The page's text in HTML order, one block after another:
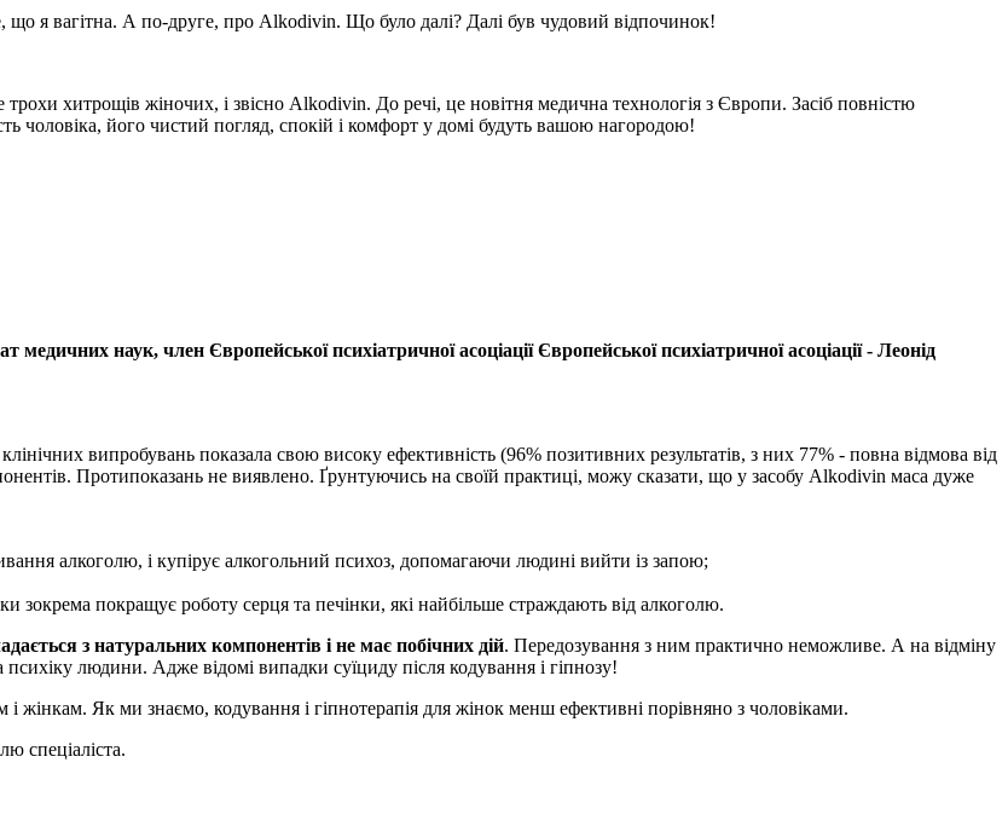
я вагітна. А по-друге, про Alkodivin. Що було далі? Далі був чудовий відпочинок!
хитрощів жіночих, і звісно Alkodivin. До речі, це новітня медична технологія з Європи. Засіб повністю
чоловіка, його чистий погляд, спокій і комфорт у домі будуть вашою нагородою!
наук, член Європейської психіатричної асоціації Європейської психіатричної асоціації - Леонід
випробувань показала свою високу ефективність (96% позитивних результатів, з них 77% - повна відмова від
Протипоказань не виявлено. Ґрунтуючись на своїй практиці, можу сказати, що у засобу Alkodivin маса дуже
алкоголю, і купірує алкогольний психоз, допомагаючи людині вийти із запою;
зокрема покращує роботу серця та печінки, які найбільше страждають від алкоголю.
з натуральних компонентів і не має побічних дій. Передозування з ним практично неможливе. А на відміну
людини. Адже відомі випадки суїциду після кодування і гіпнозу!
і жінкам. Як ми знаємо, кодування і гіпнотерапія для жінок менш ефективні порівняно з чоловіками.
спеціаліста.